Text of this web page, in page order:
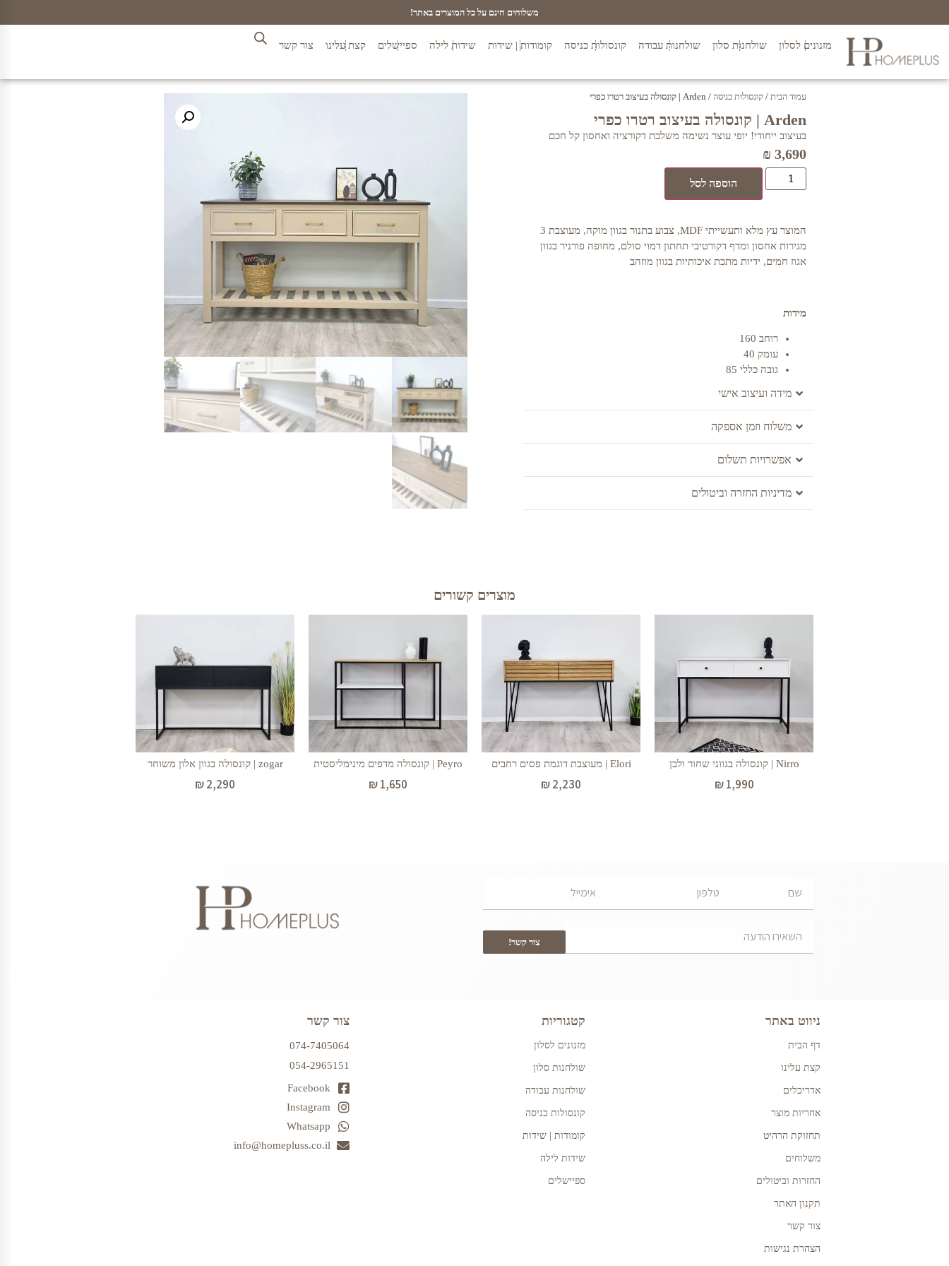
משלוחים חינם על כל המוצרים באתר!
מזנונים לסלון שולחנות סלון שולחנות עבודה קונסולות כניסה קומודות | שידות שידות לילה ספיישלים קצת עלינו צור קשר
עמוד הבית / קונסולות כניסה / Arden | קונסולה בעיצוב רטרו כפרי
Arden | קונסולה בעיצוב רטרו כפרי
בעיצוב ייחודי! יופי עוצר נשימה משלבת דקורציה ואחסון קל חכם
₪ 3,690
הוספה לסל
המוצר עץ מלא ותעשייתי MDF, צבוע בתנור בגוון מוקה, מעוצבת 3
מגירות אחסון ומדף דקורטיבי תחתון דמוי סולם, מחופה פורניר בגוון
אגוז חמים, ידיות מתכת איכותיות בגוון מוזהב
מידות
רוחב 160
עומק 40
גובה כללי 85
מידה ועיצוב אישי
משלוח וזמן אספקה
אפשרויות תשלום
מדיניות החזרה וביטולים
מוצרים קשורים
Nirro | קונסולה בגווני שחור ולבן
₪1,990
Elori | מעוצבת דוגמת פסים רחבים
₪2,230
Peyro | קונסולה מדפים מינימליסטית
₪1,650
zogar | קונסולה בגוון אלון משוחר
₪2,290
צור קשר!
ניווט באתר
דף הבית
קצת עלינו
אדריכלים
אחריות מוצר
תחזוקת הרהיט
משלוחים
החזרות וביטולים
תקנון האתר
צור קשר
הצהרת נגישות
קטגוריות
מזנונים לסלון
שולחנות סלון
שולחנות עבודה
קונסולות כניסה
קומודות | שידות
שידות לילה
ספיישלים
צור קשר
074-7405064
054-2965151
Facebook
Instagram
Whatsapp
info@homepluss.co.il